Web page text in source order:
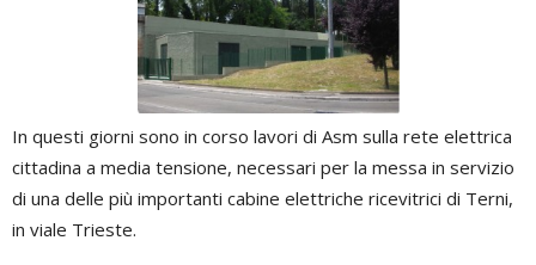
In questi giorni sono in corso lavori di Asm sulla rete elettrica
cittadina a media tensione, necessari per la messa in servizio
di una delle più importanti cabine elettriche ricevitrici di Terni,
in viale Trieste.